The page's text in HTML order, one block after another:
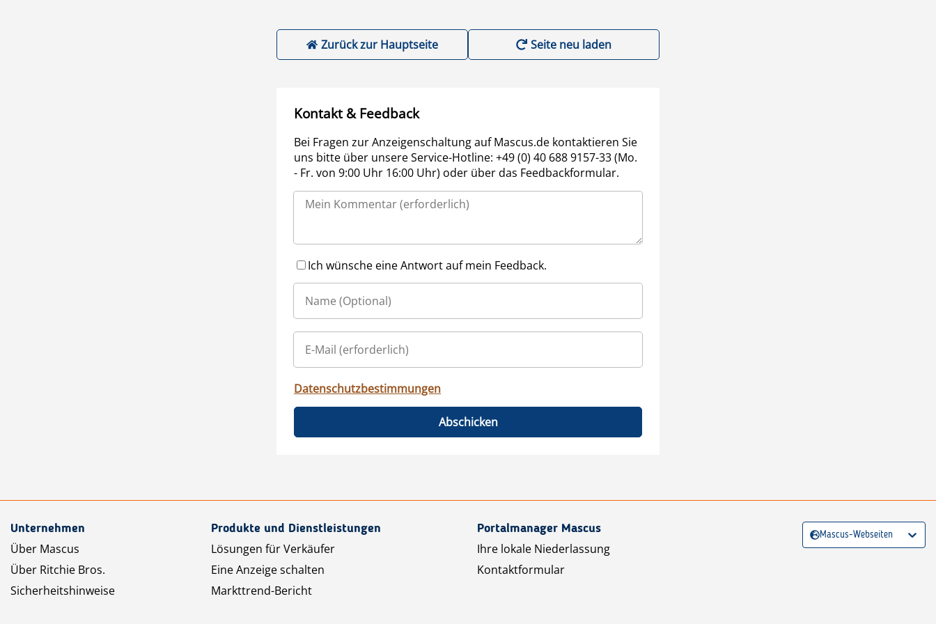
Zurück zur Hauptseite Seite neu laden
Kontakt & Feedback
Bei Fragen zur Anzeigenschaltung auf Mascus.de kontaktieren Sie
uns bitte über unsere Service-Hotline: +49 (0) 40 688 9157-33 (Mo.
- Fr. von 9:00 Uhr 16:00 Uhr) oder über das Feedbackformular.
Ich wünsche eine Antwort auf mein Feedback.
Datenschutzbestimmungen
Abschicken
Unternehmen
Über Mascus
Über Ritchie Bros.
Sicherheitshinweise
Produkte und Dienstleistungen
Lösungen für Verkäufer
Eine Anzeige schalten
Markttrend-Bericht
Portalmanager Mascus
Ihre lokale Niederlassung
Kontaktformular
Mascus-Webseiten